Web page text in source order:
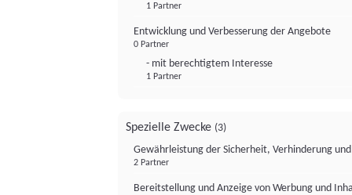
1 Partner
Entwicklung und Verbesserung der Angebote
0 Partner
- mit berechtigtem Interesse
1 Partner
Spezielle Zwecke (3)
Gewährleistung der Sicherheit, Verhinderung
2 Partner
Bereitstellung und Anzeige von Werbung und